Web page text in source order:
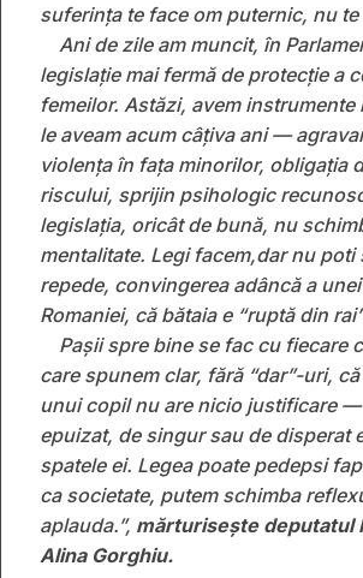
suferința te face om puternic, nu
Ani de zile am muncit, în
legislație mai fermă de protecție a
femeilor. Astăzi, avem instrumente
le aveam acum câțiva ani —
violența în fața minorilor, obligația
riscului, sprijin psihologic
legislația, oricât de bună, nu
mentalitate. Legi facem,dar nu poti
repede, convingerea adâncă a
Romaniei, că bătaia e “ruptă din
Pașii spre bine se fac cu fiecare
care spunem clar, fără “dar”-uri,
unui copil nu are nicio justificare
epuizat, de singur sau de disperat
spatele ei. Legea poate pedepsi
ca societate, putem schimba
aplauda.”, mărturisește deputatul
Alina Gorghiu.